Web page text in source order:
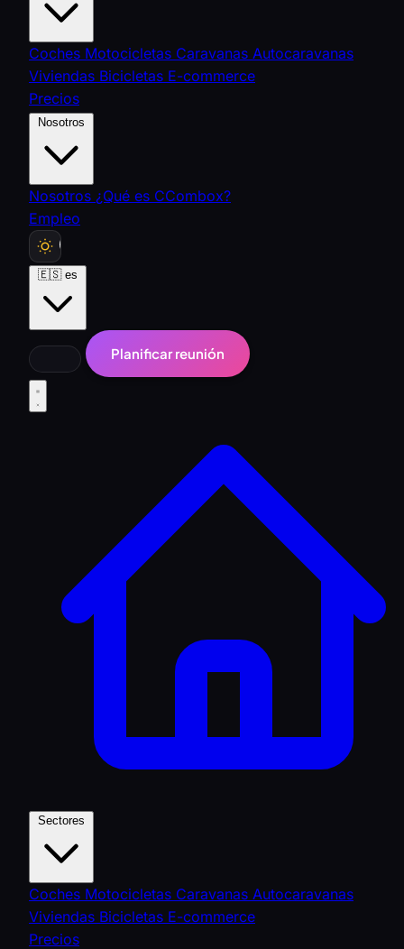
Coches Motocicletas Caravanas Autocaravanas
Viviendas Bicicletas E-commerce
Precios
Nosotros ¿Qué es CCombox?
Empleo
🇪🇸 es
Planificar reunión
Coches Motocicletas Caravanas Autocaravanas
Viviendas Bicicletas E-commerce
Precios